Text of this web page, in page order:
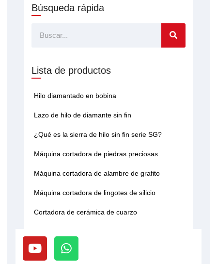
Búsqueda rápida
Buscar
Lista de productos
Hilo diamantado en bobina
Lazo de hilo de diamante sin fin
¿Qué es la sierra de hilo sin fin serie SG?
Máquina cortadora de piedras preciosas
Máquina cortadora de alambre de grafito
Máquina cortadora de lingotes de silicio
Cortadora de cerámica de cuarzo
Y
o
u
W
h
a